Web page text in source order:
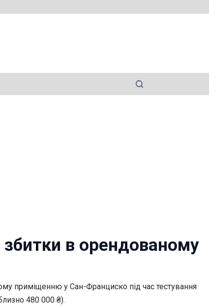
в орендованому
приміщенню у Сан-Франциско під час тестування
480 000 ₴).